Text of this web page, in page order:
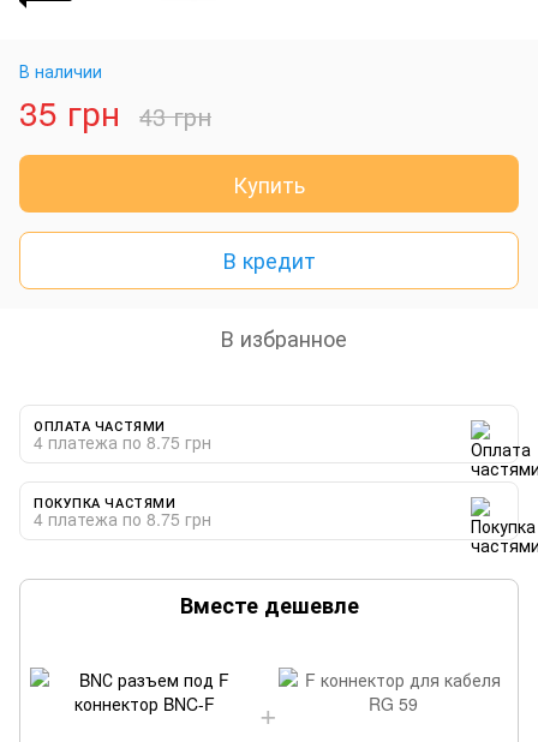
В наличии
35 грн 43 грн
Купить
В кредит
В избранное
ОПЛАТА ЧАСТЯМИ
4 платежа по 8.75 грн
ПОКУПКА ЧАСТЯМИ
4 платежа по 8.75 грн
Вместе дешевле